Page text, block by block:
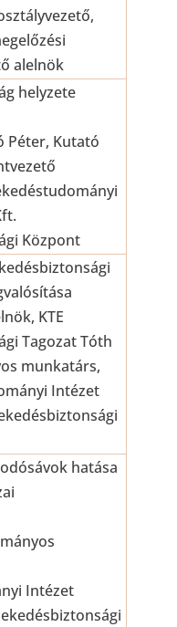
alelnök
helyzete
Péter, Kutató
Központ
KTE
Tagozat Tóth
munkatárs,
Intézet
hatása
Intézet